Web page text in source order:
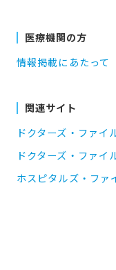
医療機関の方
情報掲載にあたって
関連サイト
ドクターズ・ファイ
ドクターズ・ファイ
ホスピタルズ・ファ